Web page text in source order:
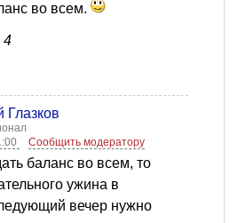
во всем.
4
Глазков
Сообщить модератору
баланс во всем, то
ужина в
вечер нужно